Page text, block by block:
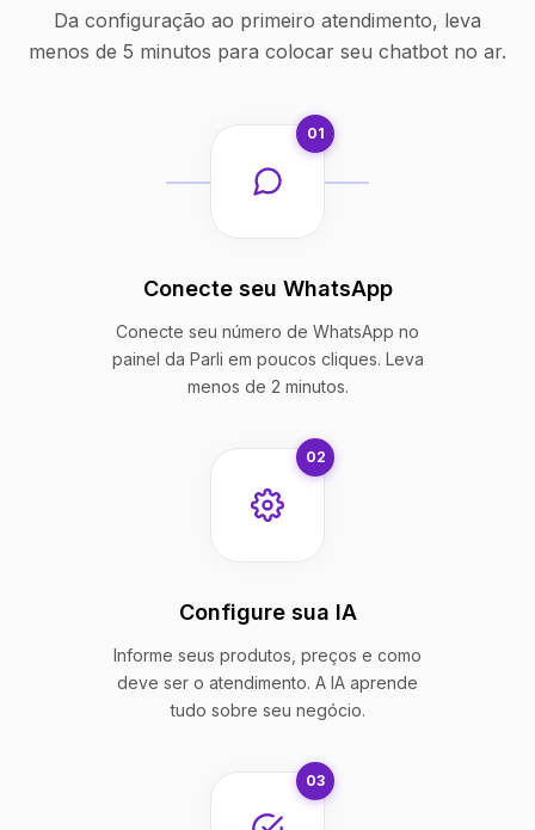
Da configuração ao primeiro atendimento, leva
menos de 5 minutos para colocar seu chatbot no ar.
01
Conecte seu WhatsApp
Conecte seu número de WhatsApp no
painel da Parli em poucos cliques. Leva
menos de 2 minutos.
02
Configure sua IA
Informe seus produtos, preços e como
deve ser o atendimento. A IA aprende
tudo sobre seu negócio.
03